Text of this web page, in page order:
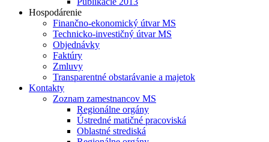
Hospodárenie
Finančno-ekonomický útvar MS
Technicko-investičný útvar MS
Objednávky
Faktúry
Zmluvy
Transparentné obstarávanie a majetok
Kontakty
Zoznam zamestnancov MS
Regionálne orgány
Ústredné matičné pracoviská
Oblastné strediská